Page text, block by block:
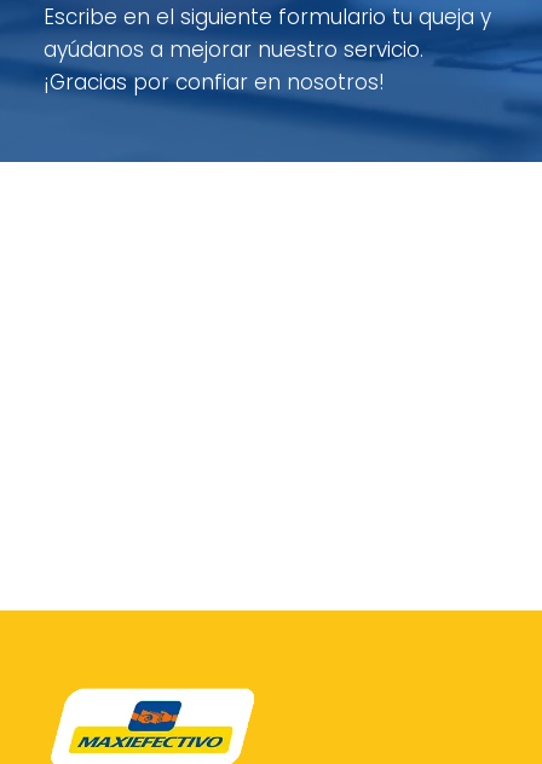
Escribe en el siguiente formulario tu queja y
ayúdanos a mejorar nuestro servicio.
¡Gracias por confiar en nosotros!